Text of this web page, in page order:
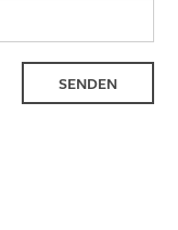
SENDEN